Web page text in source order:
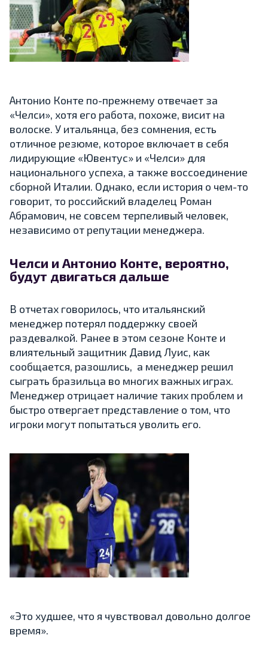
Антонио Конте по-прежнему отвечает за
«Челси», хотя его работа, похоже, висит на
волоске. У итальянца, без сомнения, есть
отличное резюме, которое включает в себя
лидирующие «Ювентус» и «Челси» для
национального успеха, а также воссоединение
сборной Италии. Однако, если история о чем-то
говорит, то российский владелец Роман
Абрамович, не совсем терпеливый человек,
независимо от репутации менеджера.
Челси и Антонио Конте, вероятно,
будут двигаться дальше
В отчетах говорилось, что итальянский
менеджер потерял поддержку своей
раздевалкой. Ранее в этом сезоне Конте и
влиятельный защитник Давид Луис, как
сообщается, разошлись, а менеджер решил
сыграть бразильца во многих важных играх.
Менеджер отрицает наличие таких проблем и
быстро отвергает представление о том, что
игроки могут попытаться уволить его.
«Это худшее, что я чувствовал довольно долгое
время».